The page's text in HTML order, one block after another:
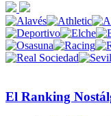
El Ranking